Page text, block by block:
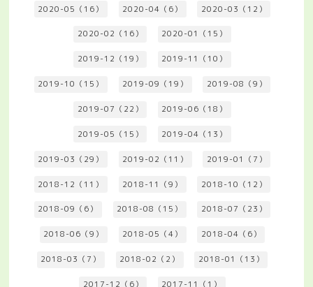
2020-05（16） 2020-04（6） 2020-03（12）
2020-02（16） 2020-01（15）
2019-12（19） 2019-11（10）
2019-10（15） 2019-09（19） 2019-08（9）
2019-07（22） 2019-06（18）
2019-05（15） 2019-04（13）
2019-03（29） 2019-02（11） 2019-01（7）
2018-12（11） 2018-11（9） 2018-10（12）
2018-09（6） 2018-08（15） 2018-07（23）
2018-06（9） 2018-05（4） 2018-04（6）
2018-03（7） 2018-02（2） 2018-01（13）
2017-12（6） 2017-11（1）